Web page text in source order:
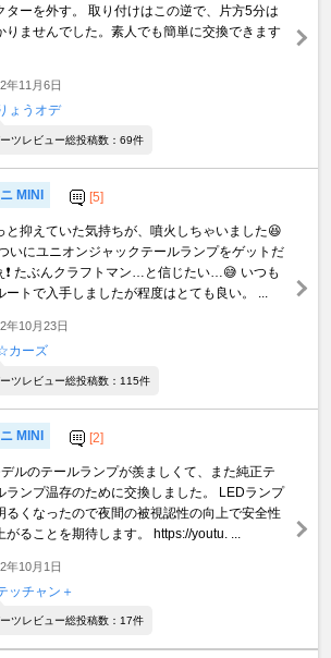
ターを外す。 取り付けはこの逆で、片方5分は
りませんでした。素人でも簡単に交換できます
年11月6日
ょうオデ
ツレビュー総投稿数：69件
ニ MINI [5]
と抑えていた気持ちが、噴火しちゃいました😆
いにユニオンジャックテールランプをゲットだ
❗️ たぶんクラフトマン…と信じたい…😅 いつも
ートで入手しましたが程度はとても良い。 ...
年10月23日
カーズ
ツレビュー総投稿数：115件
ニ MINI [2]
ルのテールランプが羨ましくて、また純正テ
ランプ温存のために交換しました。 LEDランプ
るくなったので夜間の被視認性の向上で安全性
がることを期待します。 https://youtu. ...
年10月1日
ッチャン＋
ツレビュー総投稿数：17件